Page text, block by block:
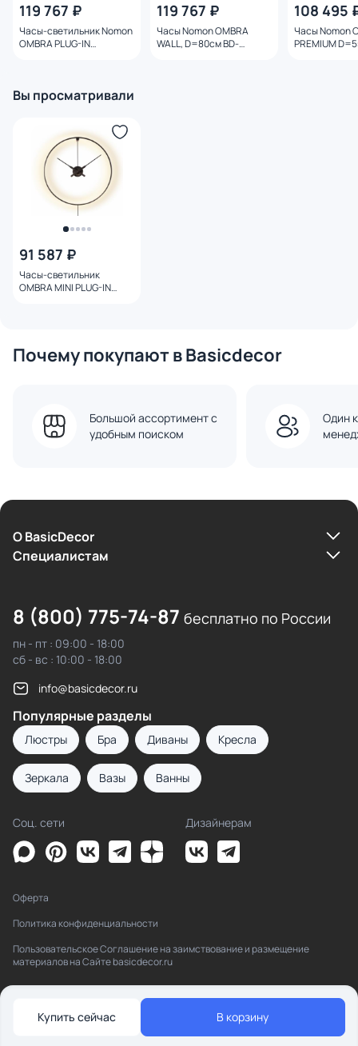
119 767 ₽
Часы-светильник Nomon
OMBRA PLUG-IN
119 767 ₽
Часы Nomon OMBRA
WALL, D=80см BD-
108 495
Часы Nomon
PREMIUM
Вы просматривали
91 587 ₽
Часы-светильник
OMBRA MINI PLUG-IN
Почему покупают в Basicdecor
Большой ассортимент с
удобным поиском
Один
Купить сейчас В корзину
О BasicDecor
Cпециалистам
8 (800) 775-74-87 бесплатно по России
пн - пт : 09:00 - 18:00
сб - вс : 10:00 - 18:00
info@basicdecor.ru
Популярные разделы
Люстры Бра Диваны Кресла
Зеркала Вазы Ванны
Соц. сети Дизайнерам
Оферта
Политика конфиденциальности
Пользовательское Соглашение на заимствование и размещение
материалов на Сайте basicdecor.ru